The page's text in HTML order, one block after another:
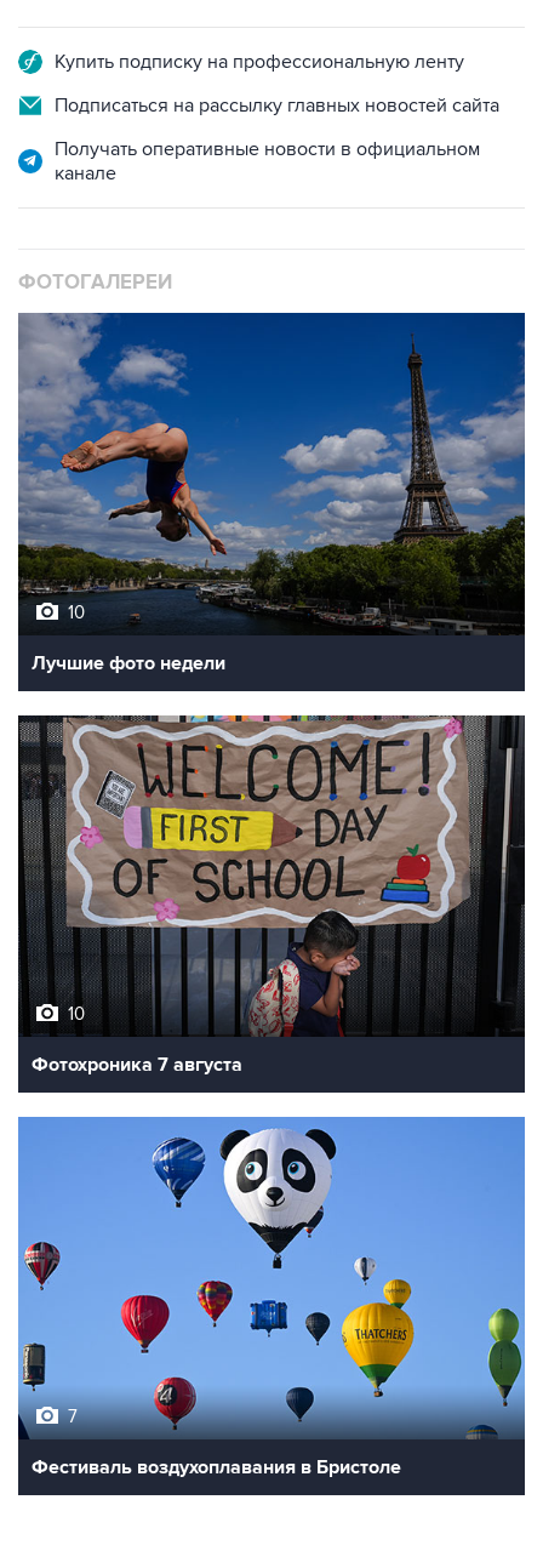
Подписаться на рассылку главных новостей сайта
Получать оперативные новости в официальном
10
Лучшие фото недели
10
Фотохроника 7 августа
Фестиваль воздухоплавания в Бристоле